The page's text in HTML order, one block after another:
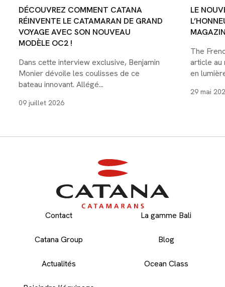
CATÉGORIE :
CATANA CATAMARANS
DÉCOUVREZ COMMENT CATANA
RÉINVENTE LE CATAMARAN DE GRAND
VOYAGE AVEC SON NOUVEAU
MODÈLE OC2 !
Dans cette interview exclusive, Benjamin
Monier dévoile les coulisses de ce
bateau innovant. Allégé...
09 juillet 2026
LE
The
article au
en
29 mai
Contact La gamme Bali
Catana Group Blog
Actualités Ocean Class